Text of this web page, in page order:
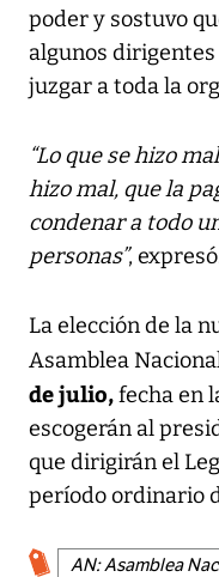
poder y sostuvo
algunos
juzgar a toda la
“Lo que se hizo
hizo mal, que la
condenar a todo
personas”,
La elección de la
Asamblea
de julio,fecha en
escogerán al
que dirigirán el
período ordinario
AN: Asamblea